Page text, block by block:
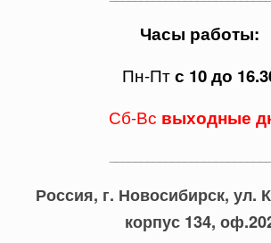
Часы работы:
Пн-Птс 10 до
Сб-Вс выходные
Россия, г. Новосибирск, ул.
корпус 134,